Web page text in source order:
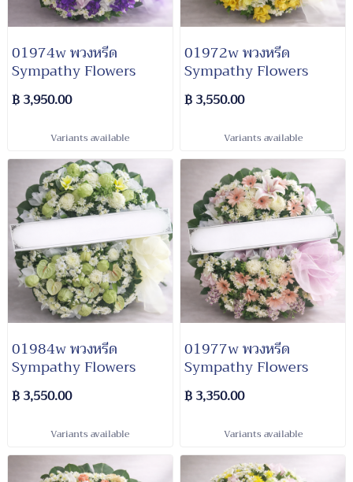
01974w พวงหรีด​
Sympathy​ Flowers​
฿ 3,950.00
Variants available
01972w พวงหรีด​
Sympathy​ Flowers​
฿ 3,550.00
Variants available
01984w พวงหรีด​
Sympathy​ Flowers
฿ 3,550.00
Variants available
01977w พวงหรีด
Sympathy​ Flowers
฿ 3,350.00
Variants available